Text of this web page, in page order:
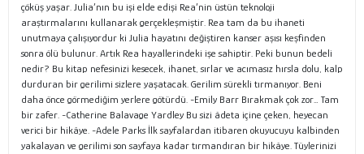
çöküş yaşar. Julia’nın bu işi elde edişi Rea’nin üstün teknoloji
araştırmalarını kullanarak gerçekleşmiştir. Rea tam da bu ihaneti
unutmaya çalışıyordur ki Julia hayatını değiştiren kanser aşısı keşfinden
sonra ölü bulunur. Artık Rea hayallerindeki işe sahiptir. Peki bunun bedeli
nedir? Bu kitap nefesinizi kesecek, ihanet, sırlar ve acımasız hırsla dolu, kalp
durduran bir gerilimi sizlere yaşatacak. Gerilim sürekli tırmanıyor. Beni
daha önce görmediğim yerlere götürdü. -Emily Barr Bırakmak çok zor… Tam
bir zafer. -Catherine Balavage Yardley Bu sizi âdeta içine çeken, heyecan
verici bir hikâye. -Adele Parks İlk sayfalardan itibaren okuyucuyu kalbinden
yakalayan ve gerilimi son sayfaya kadar tırmandıran bir hikâye. Tüylerinizi